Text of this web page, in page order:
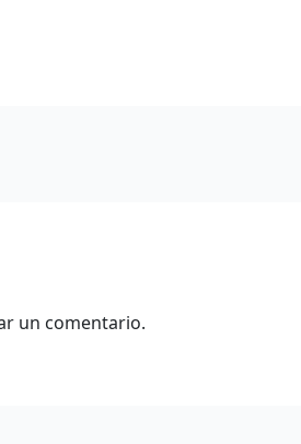
un comentario.